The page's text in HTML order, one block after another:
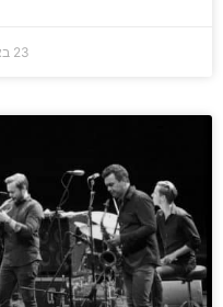
23 באוגוסט 2020